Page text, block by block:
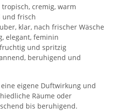
tropisch, cremig, warm
und frisch
klar, nach frischer Wäsche
elegant, feminin
fruchtig und spritzig
beruhigend und
eigene Duftwirkung und
Räume oder
bis beruhigend.